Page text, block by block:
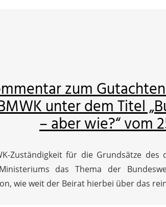
zum
unter dem Titel
– aber wie?“ vom
Zuständigkeit für die Grundsätze
das Thema der
wie weit der Beirat hierbei über das